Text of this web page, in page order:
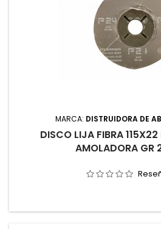
MARCA: DISTRUIDORA DE
DISCO LIJA FIBRA
AMOLADORA GR